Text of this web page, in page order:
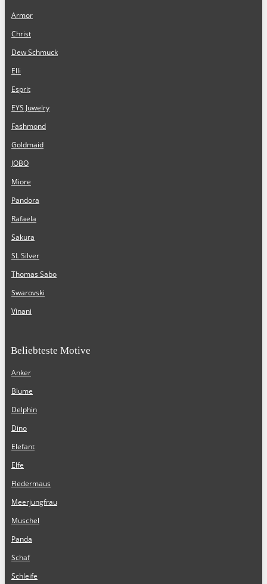
Armor
Christ
Dew Schmuck
Elli
Esprit
EYS Juwelry
Fashmond
Goldmaid
JOBO
Miore
Pandora
Rafaela
Sakura
SL Silver
Thomas Sabo
Swarovski
Vinani
Beliebteste Motive
Anker
Blume
Delphin
Dino
Elefant
Elfe
Fledermaus
Meerjungfrau
Muschel
Panda
Schaf
Schleife